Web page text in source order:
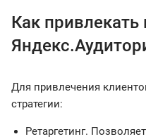
Как привлекать
Для привлечения
стратегии:
Ретаргетинг.